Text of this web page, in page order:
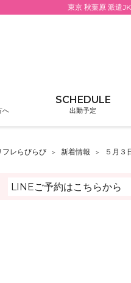
東京 秋葉原 派遣
へ 出勤予定
フレらびらび 新着情報 ５月３
LINEご予約はこちらから